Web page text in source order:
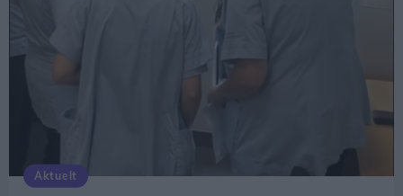
sammen med deres to børn. Her skal de bo året
rundt og stå for den daglige drift.
Aktuelt